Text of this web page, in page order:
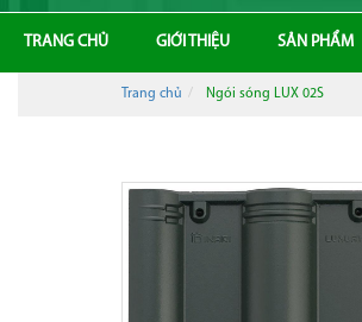
TRANG CHỦ GIỚI THIỆU SẢN PHẨM
Trang chủ Ngói sóng LUX 02S